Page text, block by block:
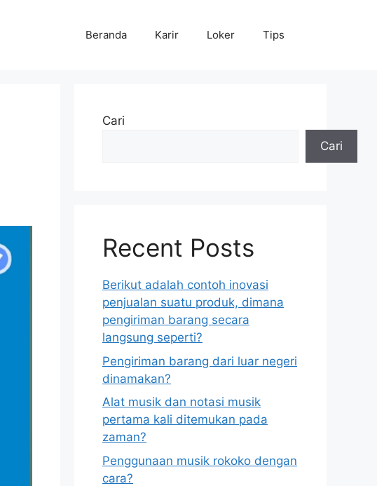
Beranda Karir Loker Tips
Cari
Cari
Recent Posts
Berikut adalah contoh inovasi
penjualan suatu produk, dimana
pengiriman barang secara
langsung seperti?
Pengiriman barang dari luar negeri
dinamakan?
Alat musik dan notasi musik
pertama kali ditemukan pada
zaman?
Penggunaan musik rokoko dengan
cara?